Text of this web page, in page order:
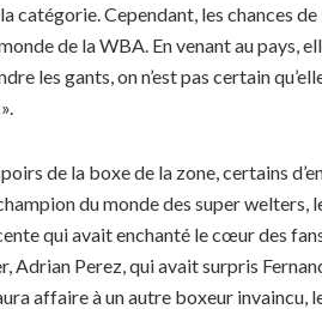
catégorie. Cependant, les chances
de la WBA. En venant au pays,
les gants, on n’est pas certain
de la boxe de la zone, certains
du monde des super
qui avait enchanté le cœur des
Adrian Perez, qui avait surpris
affaire à un autre boxeur invaincu,